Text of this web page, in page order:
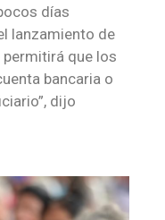
días
lanzamiento de
que los
bancaria o
dijo